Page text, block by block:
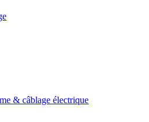
& câblage électrique